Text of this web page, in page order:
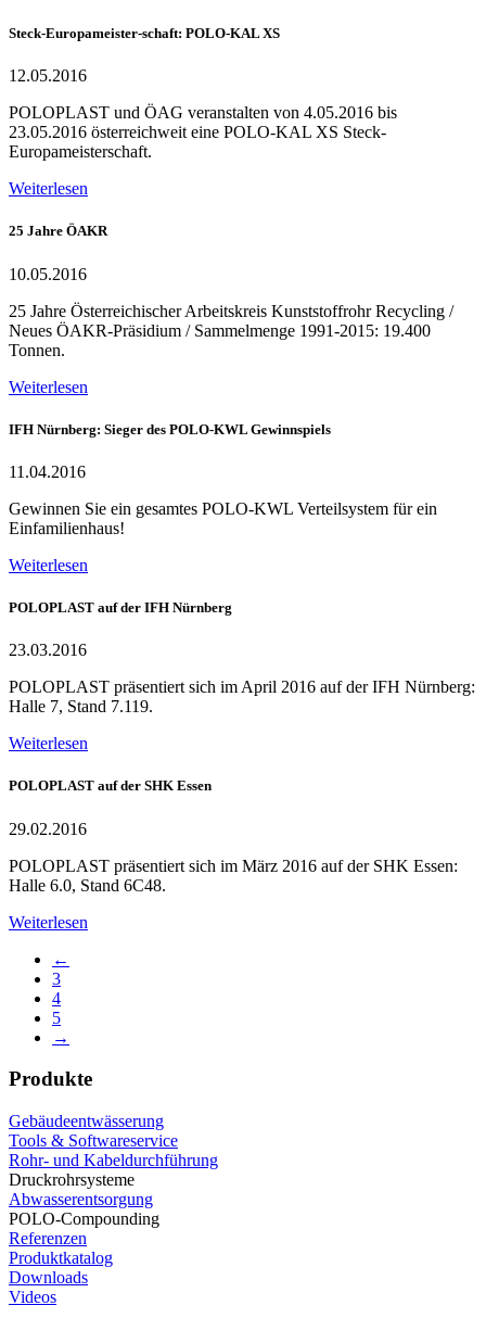
Steck-Europameister-schaft: POLO-KAL XS
12.05.2016
POLOPLAST und ÖAG veranstalten von 4.05.2016 bis
23.05.2016 österreichweit eine POLO-KAL XS Steck-
Europameisterschaft.
Weiterlesen
25 Jahre ÖAKR
10.05.2016
25 Jahre Österreichischer Arbeitskreis Kunststoffrohr Recycling /
Neues ÖAKR-Präsidium / Sammelmenge 1991-2015: 19.400
Tonnen.
Weiterlesen
IFH Nürnberg: Sieger des POLO-KWL Gewinnspiels
11.04.2016
Gewinnen Sie ein gesamtes POLO-KWL Verteilsystem für ein
Einfamilienhaus!
Weiterlesen
POLOPLAST auf der IFH Nürnberg
23.03.2016
POLOPLAST präsentiert sich im April 2016 auf der IFH Nürnberg:
Halle 7, Stand 7.119.
Weiterlesen
POLOPLAST auf der SHK Essen
29.02.2016
POLOPLAST präsentiert sich im März 2016 auf der SHK Essen:
Halle 6.0, Stand 6C48.
Weiterlesen
←
3
4
5
→
Produkte
Gebäudeentwässerung
Tools & Softwareservice
Rohr- und Kabeldurchführung
Druckrohrsysteme
Abwasserentsorgung
POLO-Compounding
Referenzen
Produktkatalog
Downloads
Videos